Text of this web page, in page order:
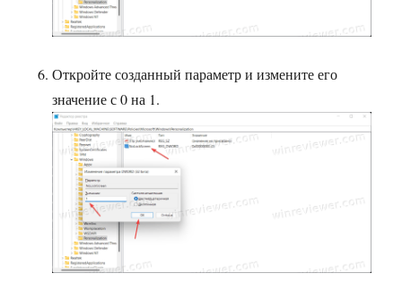
Откройте созданный параметр и измените его
значение с 0 на 1.